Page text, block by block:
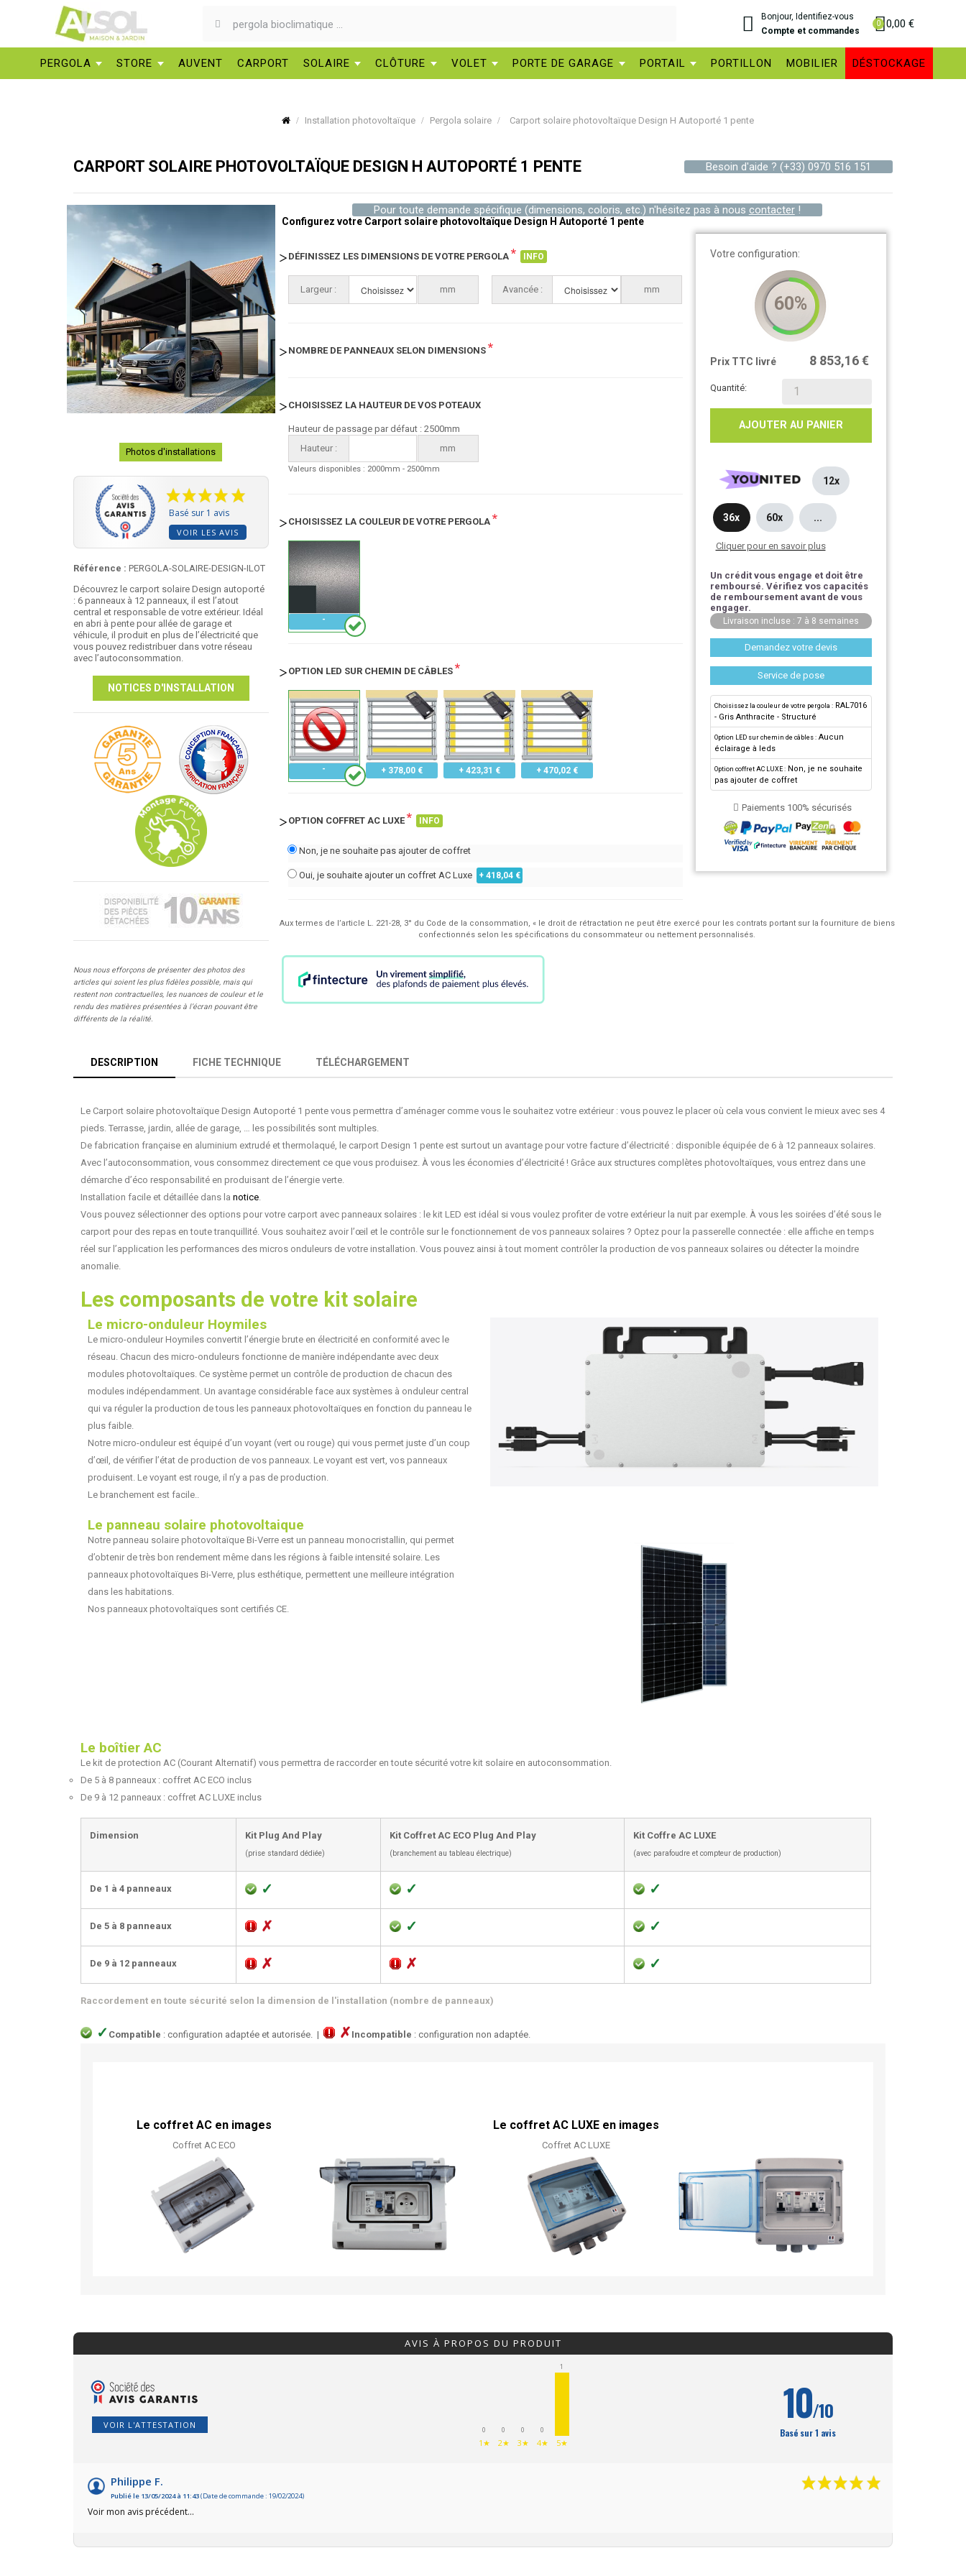
Bonjour, Identifiez-vous
Compte et commandes
0,00 €
PERGOLA STORE AUVENT CARPORT SOLAIRE CLÔTURE VOLET PORTE DE GARAGE PORTAIL PORTILLON MOBILIER DÉSTOCKAGE
Installation photovoltaïque Pergola solaire Carport solaire photovoltaïque Design H Autoporté 1 pente
CARPORT SOLAIRE PHOTOVOLTAÏQUE DESIGN H AUTOPORTÉ 1 PENTE Besoin d'aide ? (+33) 0970 516 151
Photos d'installations
Basé sur 1 avis
VOIR LES AVIS
Référence : PERGOLA-SOLAIRE-DESIGN-ILOT
Découvrez le carport solaire Design autoporté
: 6 panneaux à 12 panneaux, il est l’atout
central et responsable de votre extérieur. Idéal
en abri à pente pour allée de garage et
véhicule, il produit en plus de l’électricité que
vous pouvez redistribuer dans votre réseau
avec l’autoconsommation.
NOTICES D'INSTALLATION
Nous nous efforçons de présenter des photos des
articles qui soient les plus fidèles possible, mais qui
restent non contractuelles, les nuances de couleur et le
rendu des matières présentées à l’écran pouvant être
différents de la réalité.
Pour toute demande spécifique (dimensions, coloris, etc.) n'hésitez pas à nous contacter!
Configurez votre Carport solaire photovoltaïque Design H Autoporté 1 pente
DÉFINISSEZ LES DIMENSIONS DE VOTRE PERGOLA * INFO
Largeur : Choisissez mm Avancée : Choisissez mm
NOMBRE DE PANNEAUX SELON DIMENSIONS *
CHOISISSEZ LA HAUTEUR DE VOS POTEAUX
Hauteur de passage par défaut : 2500mm
Hauteur :
mm
Valeurs disponibles : 2000mm - 2500mm
CHOISISSEZ LA COULEUR DE VOTRE PERGOLA *
OPTION LED SUR CHEMIN DE CÂBLES *
+ 378,00 € + 423,31 € + 470,02 €
OPTION COFFRET AC LUXE* INFO
Non, je ne souhaite pas ajouter de coffret
Oui, je souhaite ajouter un coffret AC Luxe + 418,04 €
Votre configuration:
60%
Prix TTC livré 8 853,16 €
Quantité:
AJOUTER AU PANIER
12x
36x 60x ...
Cliquer pour en savoir plus
Un crédit vous engage et doit être
remboursé. Vérifiez vos capacités
de remboursement avant de vous
engager.
Livraison incluse : 7 à 8 semaines
Demandez votre devis
Service de pose
Choisissez la couleur de votre pergola : RAL7016
- Gris Anthracite - Structuré
Option LED sur chemin de câbles : Aucun
éclairage à leds
Option coffret AC LUXE : Non, je ne souhaite
pas ajouter de coffret
Paiements 100% sécurisés
Aux termes de l’article L. 221-28, 3° du Code de la consommation, « le droit de rétractation ne peut être exercé pour les contrats portant sur la fourniture de biens
confectionnés selon les spécifications du consommateur ou nettement personnalisés.
DESCRIPTION FICHE TECHNIQUE TÉLÉCHARGEMENT
Le Carport solaire photovoltaïque Design Autoporté 1 pente vous permettra d’aménager comme vous le souhaitez votre extérieur : vous pouvez le placer où cela vous convient le mieux avec ses 4
pieds. Terrasse, jardin, allée de garage, … les possibilités sont multiples.
De fabrication française en aluminium extrudé et thermolaqué , le carport Design 1 pente est surtout un avantage pour votre facture d’électricité : disponible équipée de 6 à 12 panneaux solaires.
Avec l’autoconsommation , vous consommez directement ce que vous produisez. À vous les économies d’électricité ! Grâce aux structures complètes photovoltaïques, vous entrez dans une
démarche d’éco responsabilité en produisant de l’énergie verte.
Installation facile et détaillée dans la notice
Vous pouvez sélectionner des options pour votre carport avec panneaux solaires : le kit LED est idéal si vous voulez profiter de votre extérieur la nuit par exemple. À vous les soirées d’été sous le
carport pour des repas en toute tranquillité. Vous souhaitez avoir l’œil et le contrôle sur le fonctionnement de vos panneaux solaires ? Optez pour la passerelle connectée : elle affiche en temps
réel sur l’application les performances des micros onduleurs de votre installation. Vous pouvez ainsi à tout moment contrôler la production de vos panneaux solaires ou détecter la moindre
anomalie.
Les composants de votre kit solaire
Le micro-onduleur Hoymiles
Le micro-onduleur Hoymiles convertit l’énergie brute en électricité en conformité avec le
réseau. Chacun des micro-onduleurs fonctionne de manière indépendante avec deux
modules photovoltaïques. Ce système permet un contrôle de production de chacun des
modules indépendamment. Un avantage considérable face aux systèmes à onduleur central
qui va réguler la production de tous les panneaux photovoltaïques en fonction du panneau le
plus faible.
Notre micro-onduleur est équipé d’un voyant (vert ou rouge) qui vous permet juste d’un coup
d’œil, de vérifier l’état de production de vos panneaux. Le voyant est vert, vos panneaux
produisent. Le voyant est rouge, il n’y a pas de production.
Le branchement est facile..
Le panneau solaire photovoltaique
Notre panneau solaire photovoltaïque Bi-Verre est un panneau monocristallin, qui permet
d’obtenir de très bon rendement même dans les régions à faible intensité solaire. Les
panneaux photovoltaïques Bi-Verre, plus esthétique, permettent une meilleure intégration
dans les habitations.
Nos panneaux photovoltaïques sont certifiés CE.
Le boîtier AC
Le kit de protection AC (Courant Alternatif) vous permettra de raccorder en toute sécurité votre kit solaire en autoconsommation.
De 5 à 8 panneaux : coffret AC ECO inclus
De 9 à 12 panneaux : coffret AC LUXE inclus
Raccordement en toute sécurité selon la dimension de l'installation (nombre de panneaux)
Dimension Kit Plug And Play
(prise standard dédiée)
Kit Coffret AC ECO Plug And Play
(branchement au tableau électrique)
Kit Coffre AC LUXE
(avec parafoudre et compteur de production)
De 1 à 4 panneaux ✓ ✓ ✓
De 5 à 8 panneaux ✗ ✓ ✓
De 9 à 12 panneaux ✗ ✗ ✓
✓ Compatible : configuration adaptée et autorisée. | ✗ Incompatible : configuration non adaptée.
Le coffret AC en images
Coffret AC ECO
Le coffret AC LUXE en images
Coffret AC LUXE
AVIS À PROPOS DU PRODUIT
VOIR L'ATTESTATION 0
1★
0
2★
0
3★
0
4★
1
5★
10/10
Basé sur 1 avis
Philippe F.
Publié le 13/05/2024 à 11:43(Date de commande : 19/02/2024)
Voir mon avis précédent...